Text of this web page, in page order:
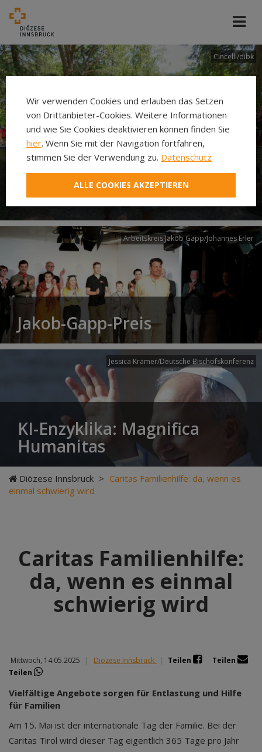
Cincelli/dibk
Neuer Pilgerweg Via
Laudato si’
Arbeitskreis Jakob Gapp/Johannes Erler
Jakob-Gapp-Preis
Jessica Krämer/Deutsche Bischofskonferenz
KI-Enzyklika: Magnifica
Humanitas
Diözese Innsbruck > Caritas Familienhilfe: da, wenn es
einmal schwierig wird
Caritas Familienhilfe:
da, wenn es einmal
schwierig wird
Mittwoch, 14.05.2025 | Diözese Innsbruck | Teilen
Teilen
Teilen
Vielfältige Angebote sorgen für Entlastung und Hilfe
für Familien
Am 15. Mai ist der internationale Tag der Familie. Bei der
Caritas Tirol wird dieser Tag eigentlich 365 Tage pro Jahr
Wir verwenden Cookies und erlauben das Setzen
von Drittanbieter-Cookies. Weitere Informationen
und wie Sie Cookies deaktivieren können finden Sie
hier. Wenn Sie mit der Navigation fortfahren,
stimmen Sie der Verwendung zu. Datenschutz
ALLE COOKIES AKZEPTIEREN